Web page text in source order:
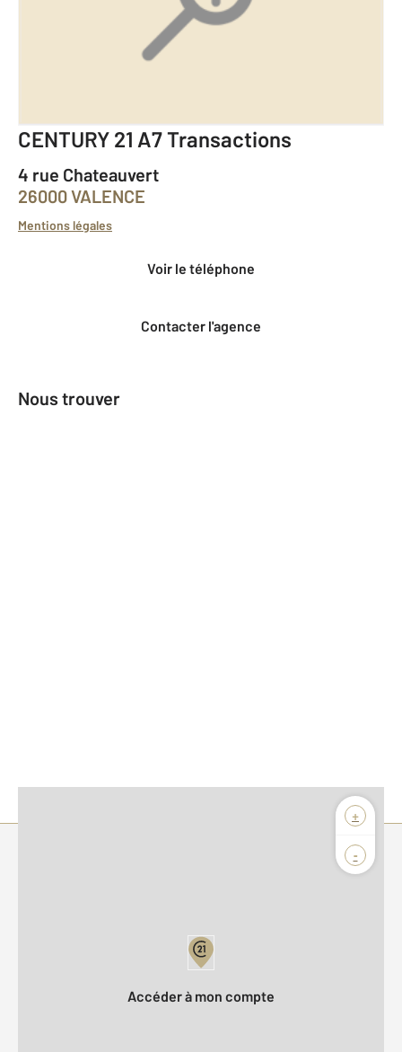
CENTURY 21 A7 Transactions
4 rue Chateauvert
26000 VALENCE
Mentions légales
Voir le téléphone
Contacter l'agence
Nous trouver
+
-
Accéder à mon compte